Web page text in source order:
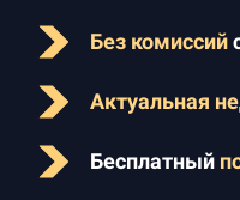
Без комиссий
Актуальная
Бесплатный